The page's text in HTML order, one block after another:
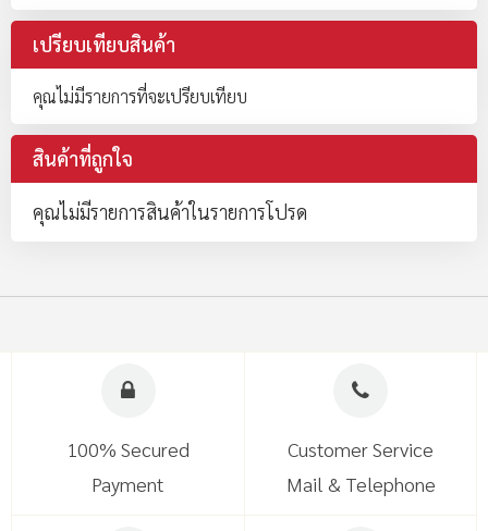
เปรียบเทียบสินค้า
คุณไม่มีรายการที่จะเปรียบเทียบ
สินค้าที่ถูกใจ
คุณไม่มีรายการสินค้าในรายการโปรด
100% Secured
Payment
Customer Service
Mail & Telephone